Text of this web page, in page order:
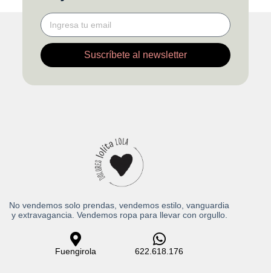
Suscríbete al newsletter
No vendemos solo prendas, vendemos estilo, vanguardia
y extravagancia. Vendemos ropa para llevar con orgullo.
Fuengirola 622.618.176